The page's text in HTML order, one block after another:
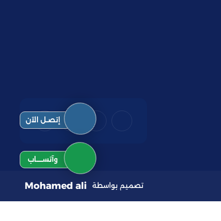
تصميم بواسطة Mohamed ali
إتصـل الآن
وآتســــاب